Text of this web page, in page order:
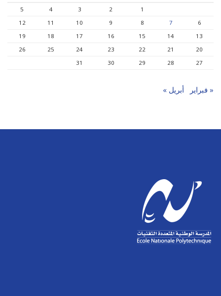
1
2
3
4
5
6
7
8
9
10
11
12
13
14
15
16
17
18
19
20
21
22
23
24
25
26
27
28
29
30
31
« فبراير أبريل »